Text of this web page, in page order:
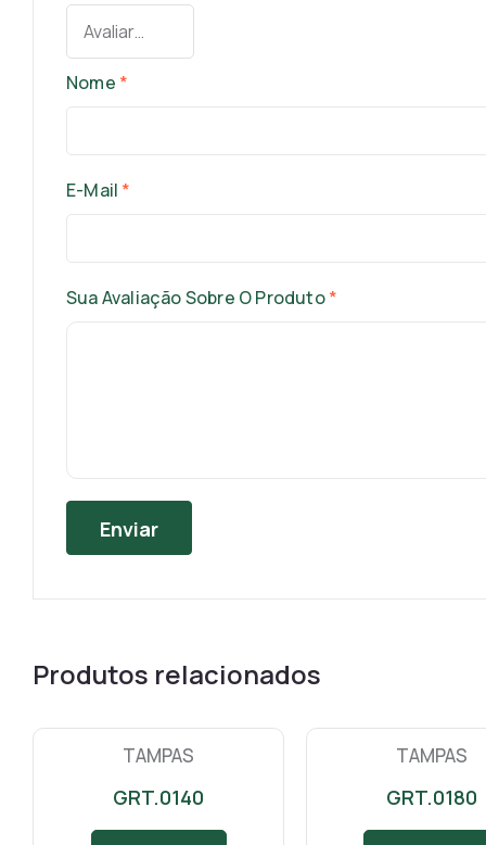
Sua Avaliação Sobre O Produto*
Nome *
E-Mail *
Produtos relacionados
TAMPAS
GRT.0140
TAMPAS
GRT.0180